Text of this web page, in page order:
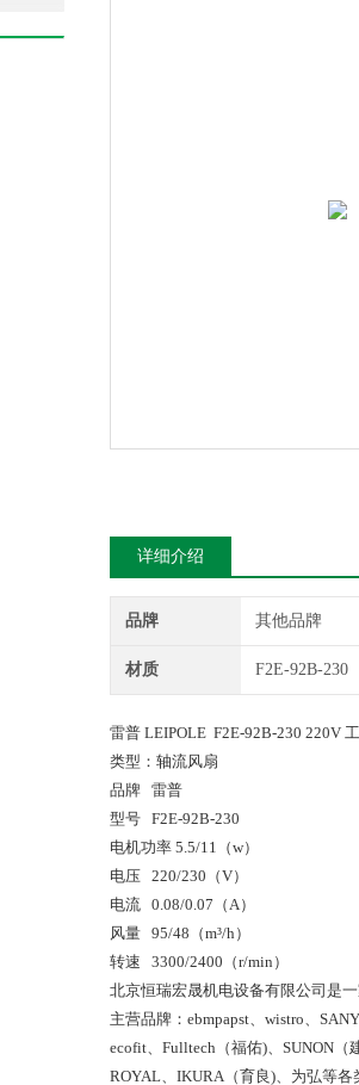
详细介绍
品牌 其他品牌
材质 F2E-92B-230
雷普 LEIPOLE F2E-92B-230 220V
类型：轴流风扇
品牌 雷普
型号 F2E-92B-230
电机功率 5.5/11（w）
电压 220/230（V）
电流 0.08/0.07（A）
风量 95/48（m³/h）
转速 3300/2400（r/min）
北京恒瑞宏晟机电设备有限公司是
主营品牌：ebmpapst、wistro、
ecofit、Fulltech（福佑)、SUNON（
ROYAL、IKURA（育良)、为弘等各